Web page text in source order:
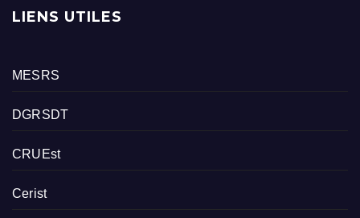
LIENS UTILES
MESRS
DGRSDT
CRUEst
Cerist